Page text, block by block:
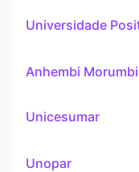
Universidade
Anhembi Morumbi
Unicesumar
Unopar